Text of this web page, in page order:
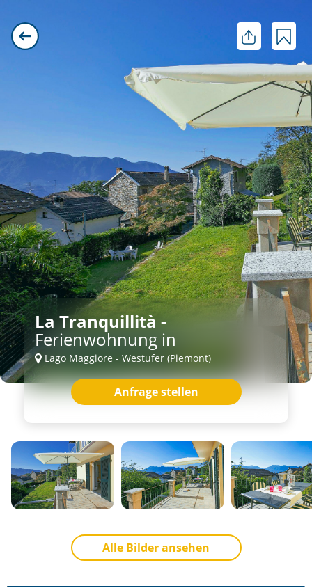
Alle Bilder ansehen
La Tranquillità -
Ferienwohnung in
Lago Maggiore - Westufer (Piemont)
Anfrage stellen